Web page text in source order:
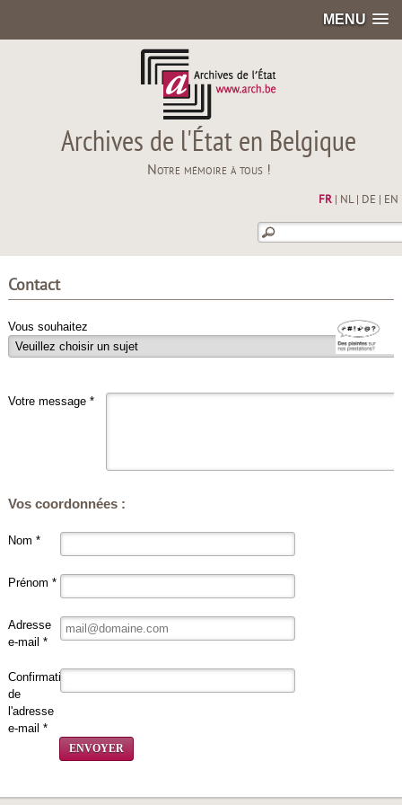
MENU
Archives de l'État en Belgique
Notre mémoire à tous !
FR| NL| DE EN
Contact
Vous souhaitez
Votre message *
Vos coordonnées :
Nom *
Prénom *
Adresse
e-mail *
Confirmation
de
l'adresse
e-mail *